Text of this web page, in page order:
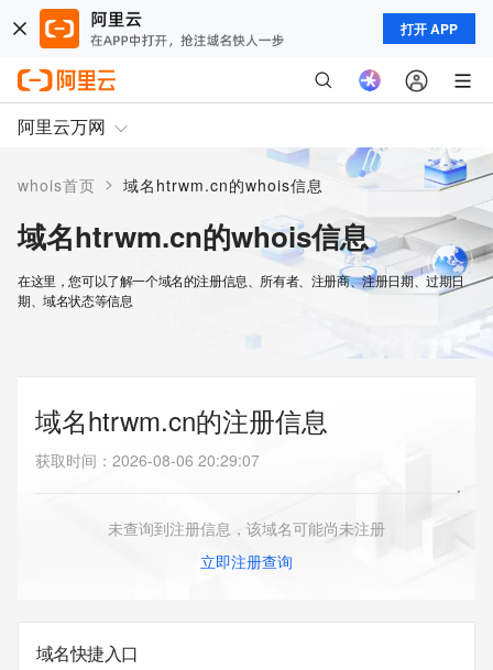
打开 APP
阿里云万网
whois首页 > 域名htrwm.cn的whois信息
域名htrwm.cn的whois信息
在这里，您可以了解一个域名的注册信息、所有者、注册商、注册日期、过期日
期、域名状态等信息
域名htrwm.cn的注册信息
获取时间 ： 2026-08-06 20:29:07
未查询到注册信息，该域名可能尚未注册
立即注册查询
域名快捷入口